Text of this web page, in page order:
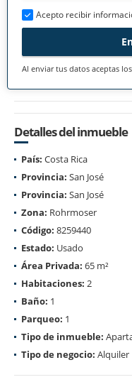
Acepto recibir
Al enviar tus datos aceptas los
Detalles del inmueble
País: Costa Rica
Provincia: San José
Provincia: San José
Zona: Rohrmoser
Código: 8259440
Estado: Usado
Área Privada: 65 m²
Habitaciones: 2
Baño: 1
Parqueo: 1
Tipo de inmueble:
Tipo de negocio: Alquiler